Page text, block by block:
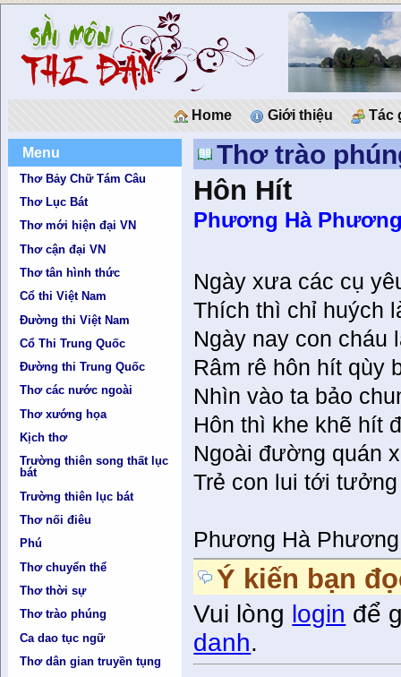
Home Giới thiệu Tác
Menu
Thơ Bảy Chữ Tám Câu
Thơ Lục Bát
Thơ mới hiện đại VN
Thơ cận đại VN
Thơ tân hình thức
Cổ thi Việt Nam
Đường thi Việt Nam
Cổ Thi Trung Quốc
Đường thi Trung Quốc
Thơ các nước ngoài
Thơ xướng họa
Kịch thơ
Trường thiên song thất lục
bát
Trường thiên lục bát
Thơ nối điêu
Phú
Thơ chuyển thể
Thơ thời sự
Thơ trào phúng
Ca dao tục ngữ
Thơ dân gian truyền tụng
Thơ trào
Hôn Hít
Phương Hà
Ngày xưa các cụ
Thích thì chỉ huých
Ngày nay con cháu
Râm rê hôn hít qùy
Nhìn vào ta bảo
Hôn thì khe khẽ hít
Ngoài đường quán
Trẻ con lui tới
Phương Hà Phương
Ý kiến bạn
Vui lòng login để
danh.